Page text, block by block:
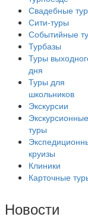
Свадебные
Сити-туры
Событийные
Турбазы
Туры
дня
Туры для
школьников
Экскурсии
Экскурсионные
туры
круизы
Клиники
Карточные
Новости